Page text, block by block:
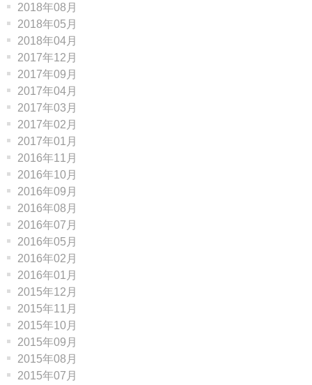
2018年08月
2018年05月
2018年04月
2017年12月
2017年09月
2017年04月
2017年03月
2017年02月
2017年01月
2016年11月
2016年10月
2016年09月
2016年08月
2016年07月
2016年05月
2016年02月
2016年01月
2015年12月
2015年11月
2015年10月
2015年09月
2015年08月
2015年07月